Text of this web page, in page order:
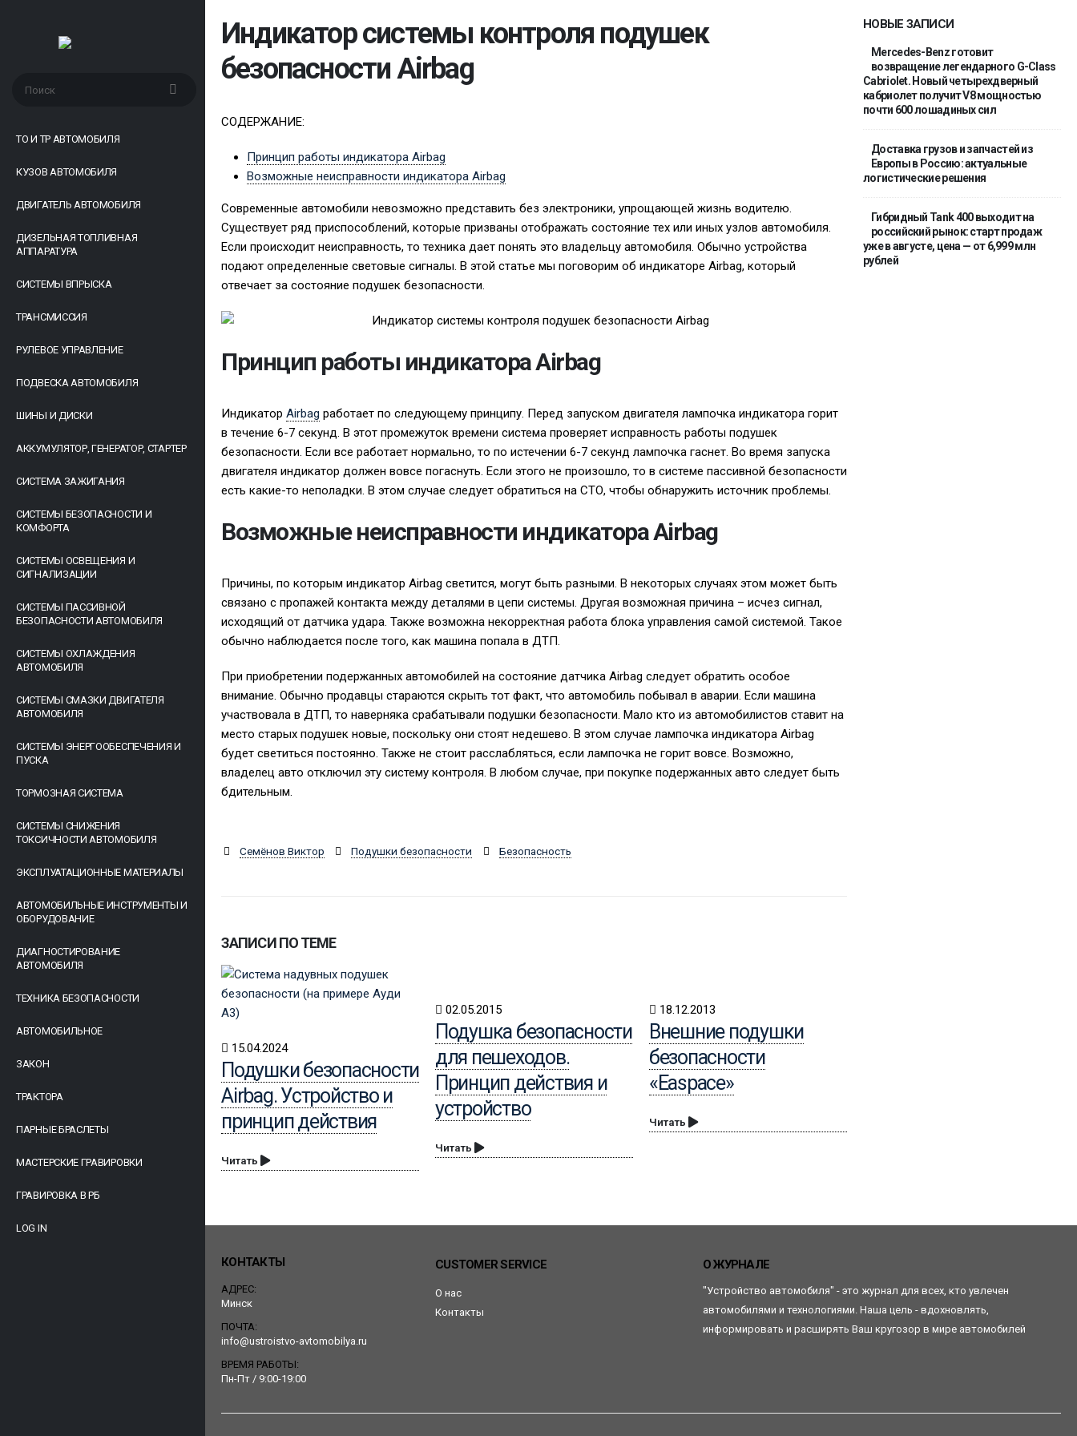
ТО И ТР АВТОМОБИЛЯ
КУЗОВ АВТОМОБИЛЯ
ДВИГАТЕЛЬ АВТОМОБИЛЯ
ДИЗЕЛЬНАЯ ТОПЛИВНАЯ
АППАРАТУРА
СИСТЕМЫ ВПРЫСКА
ТРАНСМИССИЯ
РУЛЕВОЕ УПРАВЛЕНИЕ
ПОДВЕСКА АВТОМОБИЛЯ
ШИНЫ И ДИСКИ
АККУМУЛЯТОР, ГЕНЕРАТОР, СТАРТЕР
СИСТЕМА ЗАЖИГАНИЯ
СИСТЕМЫ БЕЗОПАСНОСТИ И
КОМФОРТА
СИСТЕМЫ ОСВЕЩЕНИЯ И
СИГНАЛИЗАЦИИ
СИСТЕМЫ ПАССИВНОЙ
БЕЗОПАСНОСТИ АВТОМОБИЛЯ
СИСТЕМЫ ОХЛАЖДЕНИЯ
АВТОМОБИЛЯ
СИСТЕМЫ СМАЗКИ ДВИГАТЕЛЯ
АВТОМОБИЛЯ
СИСТЕМЫ ЭНЕРГООБЕСПЕЧЕНИЯ И
ПУСКА
ТОРМОЗНАЯ СИСТЕМА
СИСТЕМЫ СНИЖЕНИЯ
ТОКСИЧНОСТИ АВТОМОБИЛЯ
ЭКСПЛУАТАЦИОННЫЕ МАТЕРИАЛЫ
АВТОМОБИЛЬНЫЕ ИНСТРУМЕНТЫ И
ОБОРУДОВАНИЕ
ДИАГНОСТИРОВАНИЕ
АВТОМОБИЛЯ
ТЕХНИКА БЕЗОПАСНОСТИ
АВТОМОБИЛЬНОЕ
ЗАКОН
ТРАКТОРА
ПАРНЫЕ БРАСЛЕТЫ
МАСТЕРСКИЕ ГРАВИРОВКИ
ГРАВИРОВКА В РБ
LOG IN
Индикатор системы контроля подушек
безопасности Airbag
СОДЕРЖАНИЕ:
Принцип работы индикатора Airbag
Возможные неисправности индикатора Airbag
Современные автомобили невозможно представить без электроники, упрощающей жизнь водителю.
Существует ряд приспособлений, которые призваны отображать состояние тех или иных узлов автомобиля.
Если происходит неисправность, то техника дает понять это владельцу автомобиля. Обычно устройства
подают определенные световые сигналы. В этой статье мы поговорим об индикаторе Airbag, который
отвечает за состояние подушек безопасности.
Принцип работы индикатора Airbag
Индикатор Airbag работает по следующему принципу. Перед запуском двигателя лампочка индикатора горит
в течение 6-7 секунд. В этот промежуток времени система проверяет исправность работы подушек
безопасности. Если все работает нормально, то по истечении 6-7 секунд лампочка гаснет. Во время запуска
двигателя индикатор должен вовсе погаснуть. Если этого не произошло, то в системе пассивной безопасности
есть какие-то неполадки. В этом случае следует обратиться на СТО, чтобы обнаружить источник проблемы.
Возможные неисправности индикатора Airbag
Причины, по которым индикатор Airbag светится, могут быть разными. В некоторых случаях этом может быть
связано с пропажей контакта между деталями в цепи системы. Другая возможная причина – исчез сигнал,
исходящий от датчика удара. Также возможна некорректная работа блока управления самой системой. Такое
обычно наблюдается после того, как машина попала в ДТП.
При приобретении подержанных автомобилей на состояние датчика Airbag следует обратить особое
внимание. Обычно продавцы стараются скрыть тот факт, что автомобиль побывал в аварии. Если машина
участвовала в ДТП, то наверняка срабатывали подушки безопасности. Мало кто из автомобилистов ставит на
место старых подушек новые, поскольку они стоят недешево. В этом случае лампочка индикатора Airbag
будет светиться постоянно. Также не стоит расслабляться, если лампочка не горит вовсе. Возможно,
владелец авто отключил эту систему контроля. В любом случае, при покупке подержанных авто следует быть
бдительным.
Семёнов Виктор Подушки безопасности Безопасность
ЗАПИСИ ПО ТЕМЕ
15.04.2024
Подушки безопасности
Airbag. Устройство и
принцип действия
Читать
02.05.2015
Подушка безопасности
для пешеходов.
Принцип действия и
устройство
Читать
18.12.2013
Внешние подушки
безопасности
«Easpace»
Читать
НОВЫЕ ЗАПИСИ
Mercedes-Benz готовит
возвращение легендарного G-Class
Cabriolet. Новый четырехдверный
кабриолет получит V8 мощностью
почти 600 лошадиных сил
Доставка грузов и запчастей из
Европы в Россию: актуальные
логистические решения
Гибридный Tank 400 выходит на
российский рынок: старт продаж
уже в августе, цена — от 6,999 млн
рублей
КОНТАКТЫ
АДРЕС:
Минск
ПОЧТА:
info@ustroistvo-avtomobilya.ru
ВРЕМЯ РАБОТЫ:
Пн-Пт / 9:00-19:00
CUSTOMER SERVICE
О нас
Контакты
О ЖУРНАЛЕ
"Устройство автомобиля" - это журнал для всех, кто увлечен
автомобилями и технологиями. Наша цель - вдохновлять,
информировать и расширять Ваш кругозор в мире автомобилей